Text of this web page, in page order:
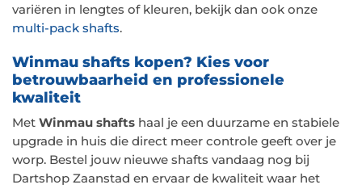
variëren in lengtes of kleuren, bekijk dan ook onze
multi-pack shafts.
Winmau shafts kopen? Kies voor
betrouwbaarheid en professionele
kwaliteit
Met Winmau shafts haal je een duurzame en stabiele
upgrade in huis die direct meer controle geeft over je
worp. Bestel jouw nieuwe shafts vandaag nog bij
Dartshop Zaanstad en ervaar de kwaliteit waar het